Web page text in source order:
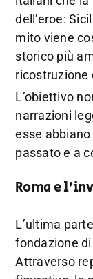
dell’eroe:
mito viene
storico più
ricostruzione
L’obiettivo
narrazioni
esse
passato e a
Roma e
L’ultima
fondazione
Attraverso